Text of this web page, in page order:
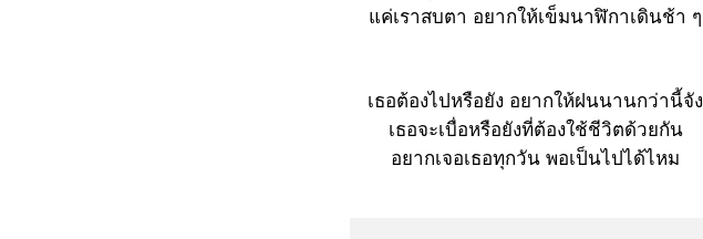
แค่เราสบตา อยากให้เข็มนาฬิกาเดินช้า ๆ
เธอต้องไปหรือยัง อยากให้ฝนนานกว่านี้จัง
เธอจะเบื่อหรือยังที่ต้องใช้ชีวิตด้วยกัน
อยากเจอเธอทุกวัน พอเป็นไปได้ไหม